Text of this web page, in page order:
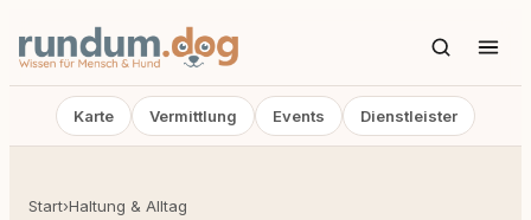
Karte Vermittlung Events Dienstleister
Start›Haltung & Alltag